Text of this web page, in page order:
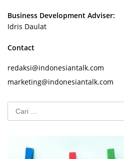
Business Development Adviser:
Idris Daulat
Contact
redaksi@indonesiantalk.com
marketing@indonesiantalk.com
Cari
untuk: